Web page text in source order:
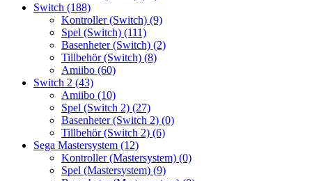
Switch (188)
Kontroller (Switch) (9)
Spel (Switch) (111)
Basenheter (Switch) (2)
Tillbehör (Switch) (8)
Amiibo (60)
Switch 2 (43)
Amiibo (10)
Spel (Switch 2) (27)
Basenheter (Switch 2) (0)
Tillbehör (Switch 2) (6)
Sega Mastersystem (12)
Kontroller (Mastersystem) (0)
Spel (Mastersystem) (9)